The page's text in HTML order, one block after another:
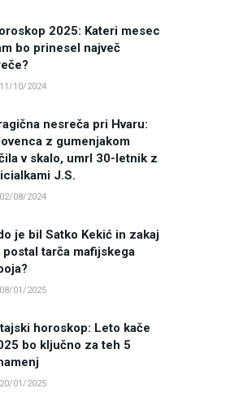
2025: Kateri mesec
bo prinesel največ
11/10/2024
nesreča pri Hvaru:
z gumenjakom
v skalo, umrl 30-letnik z
J.S.
02/08/2024
je bil Satko Kekić in zakaj
postal tarča mafijskega
08/01/2025
horoskop: Leto kače
bo ključno za teh 5
20/01/2025